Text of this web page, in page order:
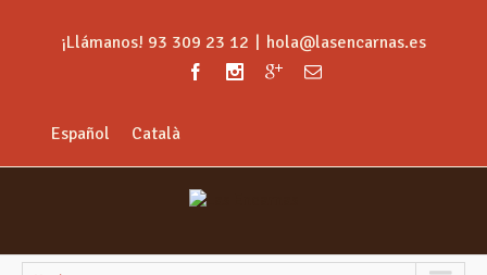
¡Llámanos! 93 309 23 12 hola@lasencarnas.es
Español Català